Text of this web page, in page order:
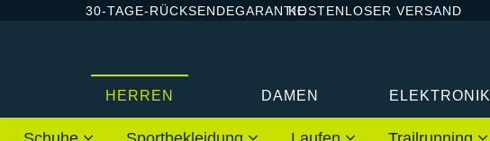
30-TAGE-RÜCKSENDEGARANTIEKOSTENLOSER VERSAND
HERREN DAMEN ELEKTRONIK